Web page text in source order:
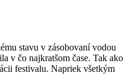
stavu v zásobovaní vodou
v čo najkratšom čase. Tak ako
festivalu. Napriek všetkým